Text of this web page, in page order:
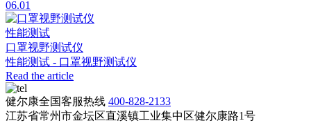
06.01
性能测试
口罩视野测试仪
性能测试 - 口罩视野测试仪
Read the article
健尔康全国客服热线 400-828-2133
江苏省常州市金坛区直溪镇工业集中区健尔康路1号